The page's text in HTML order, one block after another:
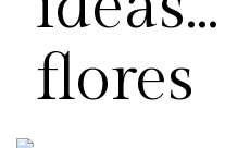
flores